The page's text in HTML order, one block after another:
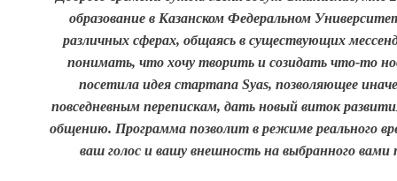
образование в Казанском Федеральном
различных сферах, общаясь в существующих
понимать, что хочу творить и созидать что-то
посетила идея стартапа Syas,позволяющее
повседневным перепискам, дать новый виток
общению. Программа позволит в режиме реального
ваш голос и вашу внешность на выбранного вами